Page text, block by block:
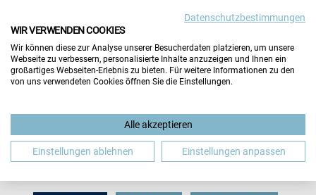
BERUFLICHE ORIENTIERUNG BEWERBUNG
Datenschutzbestimmungen
WIR VERWENDEN COOKIES
Wir können diese zur Analyse unserer Besucherdaten platzieren, um unsere
Webseite zu verbessern, personalisierte Inhalte anzuzeigen und Ihnen ein
großartiges Webseiten-Erlebnis zu bieten. Für weitere Informationen zu den
von uns verwendeten Cookies öffnen Sie die Einstellungen.
Alle akzeptieren
Einstellungen ablehnen Einstellungen anpassen